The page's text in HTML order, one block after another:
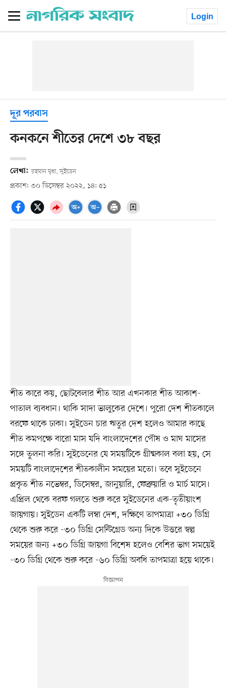
Login
দূর পরবাস
কনকনে শীতের দেশে ৩৮ বছর
লেখা: রহমান মৃধা, সুইডেন
প্রকাশ: ৩০ ডিসেম্বর ২০২২, ১৪: ৫১
শীত কারে কয়, ছোটবেলার শীত আর এখনকার শীত আকাশ-
পাতাল ব্যবধান। থাকি সাদা ভালুকের দেশে। পুরো দেশ শীতকালে
বরফে থাকে ঢাকা। সুইডেন চার ঋতুর দেশ হলেও আমার কাছে
শীত কমপক্ষে বারো মাস যদি বাংলাদেশের পৌষ ও মাঘ মাসের
সঙ্গে তুলনা করি। সুইডেনের যে সময়টিকে গ্রীষ্মকাল বলা হয়, সে
সময়টি বাংলাদেশের শীতকালীন সময়ের মতো। তবে সুইডেনে
প্রকৃত শীত নভেম্বর, ডিসেম্বর, জানুয়ারি, ফেব্রুয়ারি ও মার্চ মাসে।
এপ্রিল থেকে বরফ গলতে শুরু করে সুইডেনের এক-তৃতীয়াংশ
জায়গায়। সুইডেন একটি লম্বা দেশ, দক্ষিণে তাপমাত্রা +৩০ ডিগ্রি
থেকে শুরু করে -৩০ ডিগ্রি সেন্টিগ্রেড অন্য দিকে উত্তরে স্বল্প
সময়ের জন্য +৩০ ডিগ্রি জায়গা বিশেষ হলেও বেশির ভাগ সময়েই
-৩০ ডিগ্রি থেকে শুরু করে -৬০ ডিগ্রি অবধি তাপমাত্রা হয়ে থাকে।